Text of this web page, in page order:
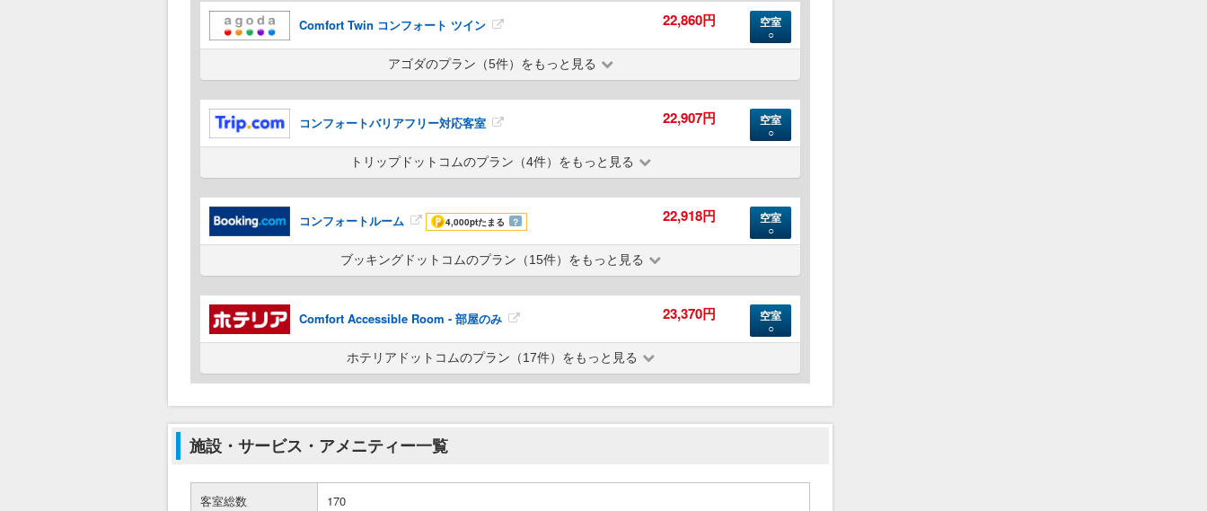
Comfort Twin コンフォート ツイン 22,860円 空室
○
アゴダのプラン（5件）をもっと見る
コンフォートバリアフリー対応客室 22,907円 空室
○
トリップドットコムのプラン（4件）をもっと見る
コンフォートルーム 4,000ptたまる ？ 22,918円 空室
○
ブッキングドットコムのプラン（15件）をもっと見る
Comfort Accessible Room - 部屋のみ 23,370円 空室
○
ホテリアドットコムのプラン（17件）をもっと見る
施設・サービス・アメニティー一覧
客室総数 170